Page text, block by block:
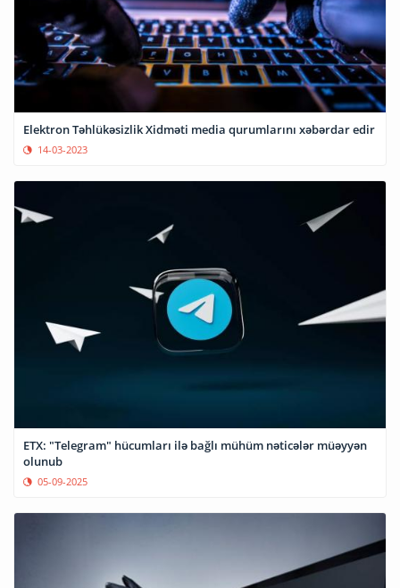
Elektron Təhlükəsizlik Xidməti media qurumlarını xəbərdar edir
14-03-2023
ETX: "Telegram" hücumları ilə bağlı mühüm nəticələr müəyyən
olunub
05-09-2025